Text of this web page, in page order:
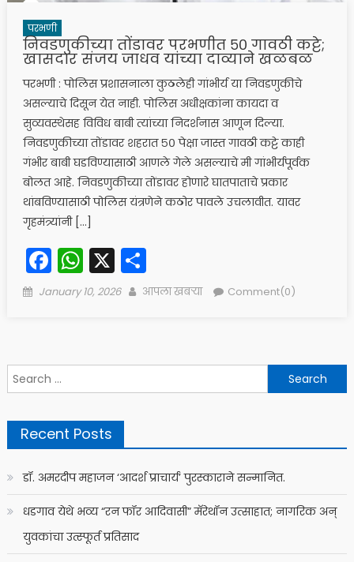
परभणी
निवडणुकीच्या तोंडावर परभणीत ५० गावठी कट्टे;
खासदार संजय जाधव यांच्या दाव्याने खळबळ
परभणी : पोलिस प्रशासनाला कुठलेही गांभीर्य या निवडणुकीचे
असल्याचे दिसून येत नाही. पोलिस अधीक्षकांना कायदा व
सुव्यवस्थेसह विविध बाबी त्यांच्या निदर्शनास आणून दिल्या.
निवडणुकीच्या तोंडावर शहरात ५० पेक्षा जास्त गावठी कट्टे काही
गंभीर बाबी घडविण्यासाठी आणले गेले असल्याचे मी गांभीर्यपूर्वक
बोलत आहे. निवडणुकीच्या तोंडावर होणारे घातपाताचे प्रकार
थांबविण्यासाठी पोलिस यंत्रणेने कठोर पावले उचलावीत. यावर
गृहमंत्र्यांनी […]
Facebook
WhatsApp
X Share
Posted
January 10, 2026 Author
आपला खबऱ्या Comment(0)
Search
for:
Recent Posts
डॉ. अमरदीप महाजन ‘आदर्श प्राचार्य’ पुरस्काराने सन्मानित.
धडगाव येथे भव्य “रन फॉर आदिवासी” मॅरेथॉन उत्साहात; नागरिक अन्
युवकांचा उत्स्फूर्त प्रतिसाद